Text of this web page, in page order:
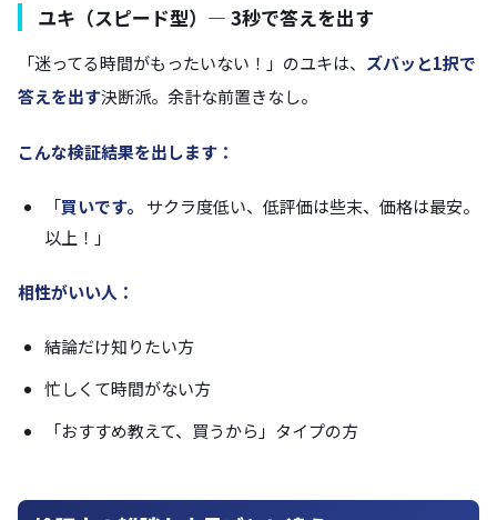
ユキ（スピード型）— 3秒で答えを出す
「迷ってる時間がもったいない！」のユキは、 ズバッと1択で
答えを出す決断派。余計な前置きなし。
こんな検証結果を出します：
「買いです。
サクラ度低い、低評価は些末、価格は最安。
以上！」
相性がいい人：
結論だけ知りたい方
忙しくて時間がない方
「おすすめ教えて、買うから」タイプの方